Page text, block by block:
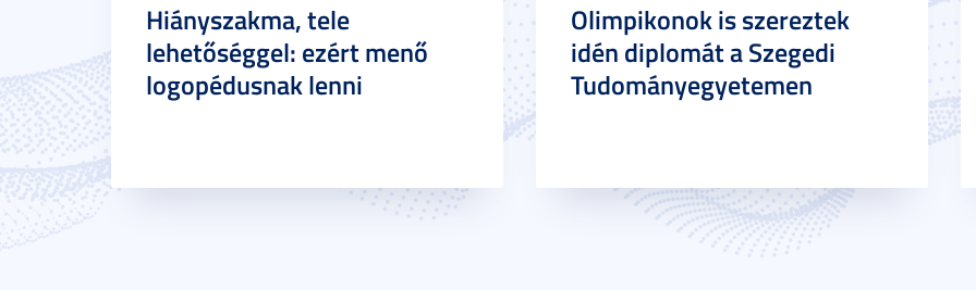
Hiányszakma, tele
lehetőséggel: ezért menő
logopédusnak lenni
Olimpikonok is szereztek
idén diplomát a Szegedi
Tudományegyetemen